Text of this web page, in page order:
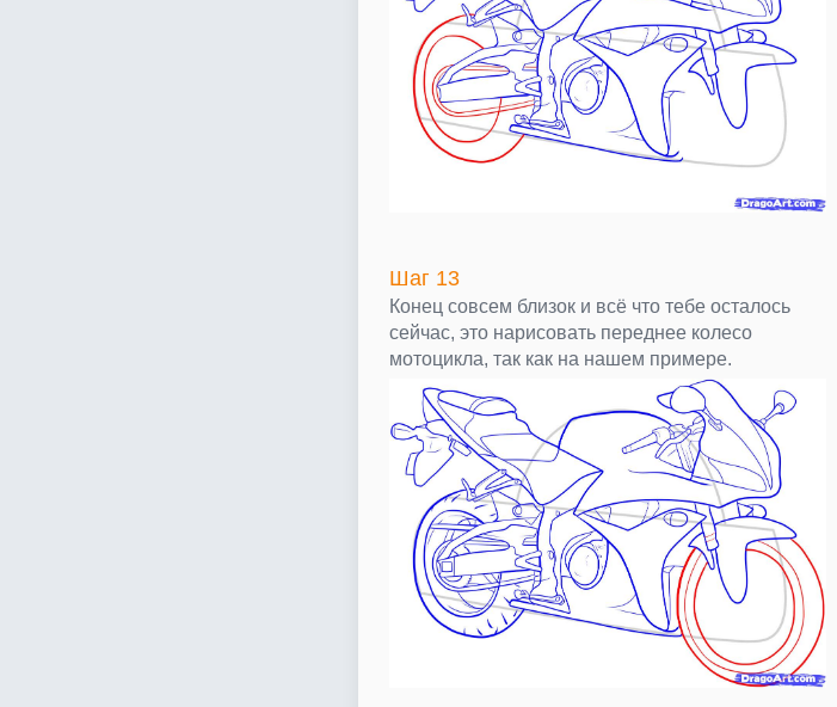
Шаг 13
Конец совсем близок и всё что тебе осталось
сейчас, это нарисовать переднее колесо
мотоцикла, так как на нашем примере.